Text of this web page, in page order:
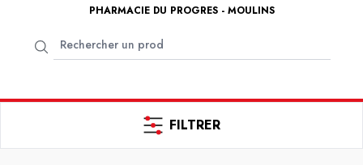
PHARMACIE DU PROGRES - MOULINS
FILTRER